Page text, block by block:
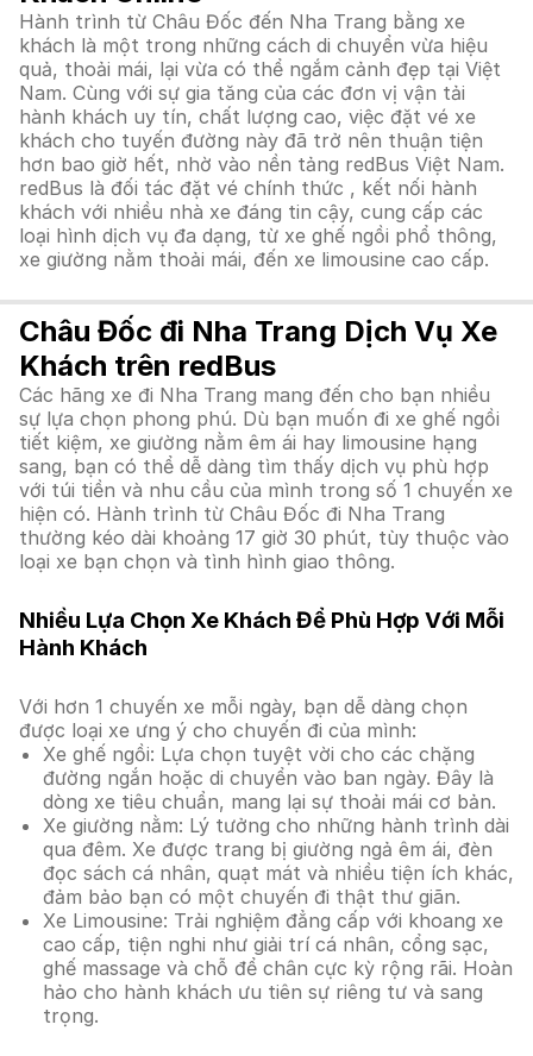
Hành trình từ Châu Đốc đến Nha Trang bằng xe
khách là một trong những cách di chuyển vừa hiệu
quả, thoải mái, lại vừa có thể ngắm cảnh đẹp tại Việt
Nam. Cùng với sự gia tăng của các đơn vị vận tải
hành khách uy tín, chất lượng cao, việc đặt vé xe
khách cho tuyến đường này đã trở nên thuận tiện
hơn bao giờ hết, nhờ vào nền tảng redBus Việt Nam.
redBus là đối tác đặt vé chính thức , kết nối hành
khách với nhiều nhà xe đáng tin cậy, cung cấp các
loại hình dịch vụ đa dạng, từ xe ghế ngồi phổ thông,
xe giường nằm thoải mái, đến xe limousine cao cấp.
Châu Đốc đi Nha Trang Dịch Vụ Xe
Khách trên redBus
Các hãng xe đi Nha Trang mang đến cho bạn nhiều
sự lựa chọn phong phú. Dù bạn muốn đi xe ghế ngồi
tiết kiệm, xe giường nằm êm ái hay limousine hạng
sang, bạn có thể dễ dàng tìm thấy dịch vụ phù hợp
với túi tiền và nhu cầu của mình trong số 1 chuyến xe
hiện có. Hành trình từ Châu Đốc đi Nha Trang
thường kéo dài khoảng 17 giờ 30 phút, tùy thuộc vào
loại xe bạn chọn và tình hình giao thông.
Nhiều Lựa Chọn Xe Khách Để Phù Hợp Với Mỗi
Hành Khách
Với hơn 1 chuyến xe mỗi ngày, bạn dễ dàng chọn
được loại xe ưng ý cho chuyến đi của mình:
Xe ghế ngồi: Lựa chọn tuyệt vời cho các chặng
đường ngắn hoặc di chuyển vào ban ngày. Đây là
dòng xe tiêu chuẩn, mang lại sự thoải mái cơ bản.
Xe giường nằm: Lý tưởng cho những hành trình dài
qua đêm. Xe được trang bị giường ngả êm ái, đèn
đọc sách cá nhân, quạt mát và nhiều tiện ích khác,
đảm bảo bạn có một chuyến đi thật thư giãn.
Xe Limousine: Trải nghiệm đẳng cấp với khoang xe
cao cấp, tiện nghi như giải trí cá nhân, cổng sạc,
ghế massage và chỗ để chân cực kỳ rộng rãi. Hoàn
hảo cho hành khách ưu tiên sự riêng tư và sang
trọng.